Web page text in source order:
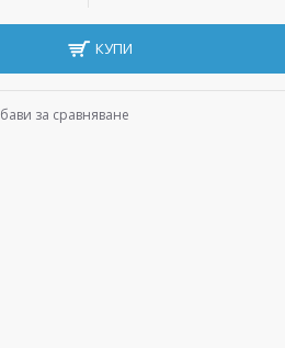
КУПИ
за сравняване